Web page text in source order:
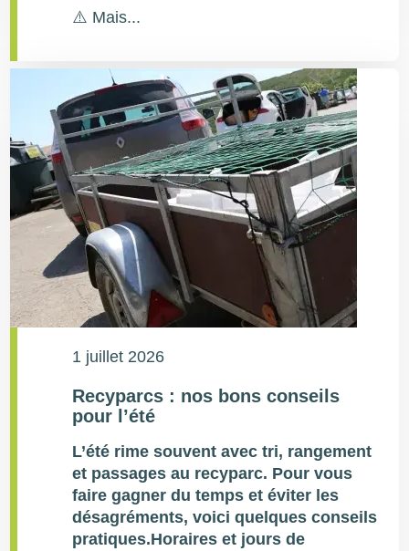
⚠️ Mais...
1 juillet 2026
Recyparcs : nos bons conseils
pour l’été
L’été rime souvent avec tri, rangement
et passages au recyparc. Pour vous
faire gagner du temps et éviter les
désagréments, voici quelques conseils
pratiques.Horaires et jours de